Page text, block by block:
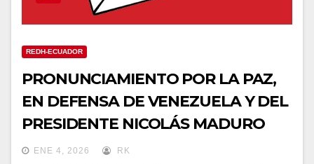
REDH-ECUADOR
PRONUNCIAMIENTO POR LA PAZ,
EN DEFENSA DE VENEZUELA Y DEL
PRESIDENTE NICOLÁS MADURO
ENE 4, 2026 RK